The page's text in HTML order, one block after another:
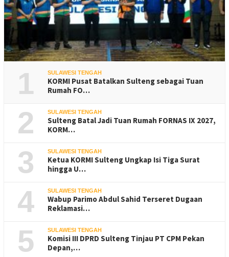
1 SULAWESI TENGAH
KORMI Pusat Batalkan Sulteng sebagai Tuan
Rumah FO…
2 SULAWESI TENGAH
Sulteng Batal Jadi Tuan Rumah FORNAS IX 2027,
KORM…
3 SULAWESI TENGAH
Ketua KORMI Sulteng Ungkap Isi Tiga Surat
hingga U…
4 SULAWESI TENGAH
Wabup Parimo Abdul Sahid Terseret Dugaan
Reklamasi…
5 SULAWESI TENGAH
Komisi III DPRD Sulteng Tinjau PT CPM Pekan
Depan,…